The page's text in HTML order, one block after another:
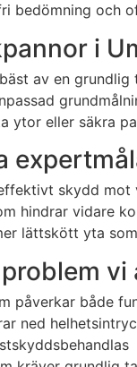
bedömning och
i
av en
ytor eller säkra
skydd
hindrar vidare
lättskött yta
vi
påverkar både
ned